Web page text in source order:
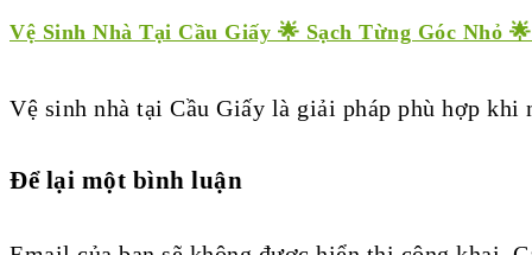
Vệ Sinh Nhà Tại Cầu Giấy 🌟 Sạch Từng Góc Nhỏ
Vệ sinh nhà tại Cầu Giấy là giải pháp phù hợp
Để lại một bình luận